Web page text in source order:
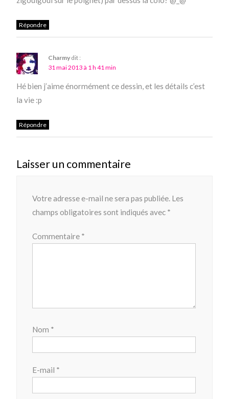
Répondre
Charmy dit :
31 mai 2013 à 1 h 41 min
Hé bien j’aime énormément ce dessin, et les détails c’est
la vie :p
Répondre
Laisser un commentaire
Votre adresse e-mail ne sera pas publiée. Les
champs obligatoires sont indiqués avec *
Commentaire *
Nom *
E-mail *